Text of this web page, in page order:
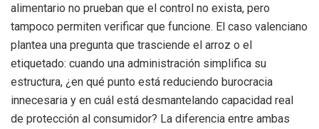
alimentario no prueban que el control no exista, pero
tampoco permiten verificar que funcione. El caso valenciano
plantea una pregunta que trasciende el arroz o el
etiquetado: cuando una administración simplifica su
estructura, ¿en qué punto está reduciendo burocracia
innecesaria y en cuál está desmantelando capacidad real
de protección al consumidor? La diferencia entre ambas